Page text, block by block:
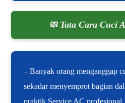
🧼 Tata Cara Cuci
– Banyak orang menganggap
sekadar menyemprot bagian